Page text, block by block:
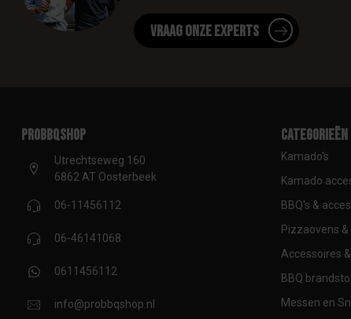
Vraag onze experts
proBBQshop
Utrechtseweg 160
6862 AT Oosterbeek
06-11456112
06-46141068
0611456112
info@probbqshop.nl
Categorieën
Kamado's
Kamado
BBQ's &
Pizzaovens
Accessoires
BBQ
Messen en